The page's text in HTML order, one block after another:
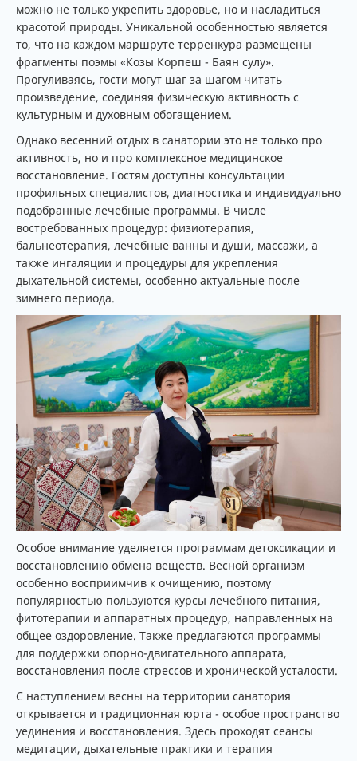
можно не только укрепить здоровье, но и насладиться
красотой природы. Уникальной особенностью является
то, что на каждом маршруте терренкура размещены
фрагменты поэмы «Козы Корпеш - Баян сулу».
Прогуливаясь, гости могут шаг за шагом читать
произведение, соединяя физическую активность с
культурным и духовным обогащением.
Однако весенний отдых в санатории это не только про
активность, но и про комплексное медицинское
восстановление. Гостям доступны консультации
профильных специалистов, диагностика и индивидуально
подобранные лечебные программы. В числе
востребованных процедур: физиотерапия,
бальнеотерапия, лечебные ванны и души, массажи, а
также ингаляции и процедуры для укрепления
дыхательной системы, особенно актуальные после
зимнего периода.
Особое внимание уделяется программам детоксикации и
восстановлению обмена веществ. Весной организм
особенно восприимчив к очищению, поэтому
популярностью пользуются курсы лечебного питания,
фитотерапии и аппаратных процедур, направленных на
общее оздоровление. Также предлагаются программы
для поддержки опорно-двигательного аппарата,
восстановления после стрессов и хронической усталости.
С наступлением весны на территории санатория
открывается и традиционная юрта - особое пространство
уединения и восстановления. Здесь проходят сеансы
медитации, дыхательные практики и терапия